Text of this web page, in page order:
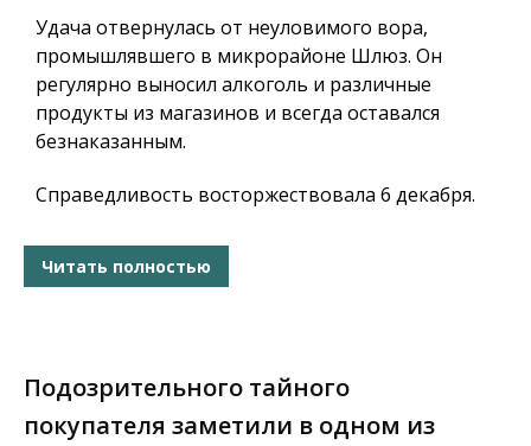
Удача отвернулась от неуловимого вора,
промышлявшего в микрорайоне Шлюз. Он
регулярно выносил алкоголь и различные
продукты из магазинов и всегда оставался
безнаказанным.
Справедливость восторжествовала 6 декабря.
Читать полностью
Подозрительного тайного
покупателя заметили в одном из